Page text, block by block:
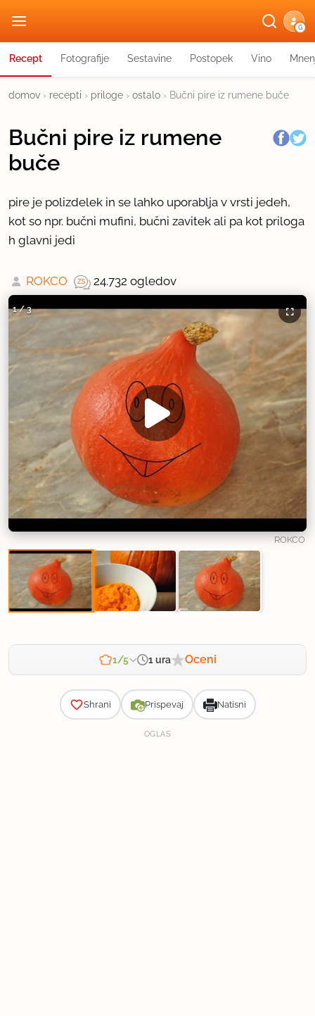
G
Recept Fotografije Sestavine Postopek Vino
domov › recepti › priloge › ostalo › Bučni pire iz rumene buče
Bučni pire iz rumene
buče
pire je polizdelek in se lahko uporablja v vrsti jedeh,
kot so npr. bučni mufini, bučni zavitek ali pa kot priloga
h glavni jedi
ROKCO 24.732 ogledov
1/3
ROKCO
1/5 1 ura Oceni
Shrani Prispevaj Natisni
OGLAS